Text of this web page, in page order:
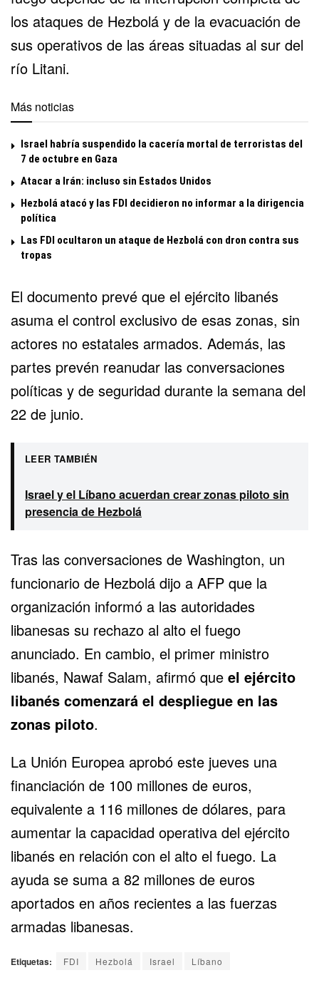
los ataques de Hezbolá y de la evacuación de
sus operativos de las áreas situadas al sur del
río Litani.
Más noticias
Israel habría suspendido la cacería mortal de terroristas del
7 de octubre en Gaza
Atacar a Irán: incluso sin Estados Unidos
Hezbolá atacó y las FDI decidieron no informar a la dirigencia
política
Las FDI ocultaron un ataque de Hezbolá con dron contra sus
tropas
El documento prevé que el ejército libanés
asuma el control exclusivo de esas zonas, sin
actores no estatales armados. Además, las
partes prevén reanudar las conversaciones
políticas y de seguridad durante la semana del
22 de junio.
LEER TAMBIÉN
Israel y el Líbano acuerdan crear zonas piloto sin
presencia de Hezbolá
Tras las conversaciones de Washington, un
funcionario de Hezbolá dijo a AFP que la
organización informó a las autoridades
libanesas su rechazo al alto el fuego
anunciado. En cambio, el primer ministro
libanés, Nawaf Salam, afirmó que el ejército
libanés comenzará el despliegue en las
zonas piloto.
La Unión Europea aprobó este jueves una
financiación de 100 millones de euros,
equivalente a 116 millones de dólares, para
aumentar la capacidad operativa del ejército
libanés en relación con el alto el fuego. La
ayuda se suma a 82 millones de euros
aportados en años recientes a las fuerzas
armadas libanesas.
Etiquetas: FDI Hezbolá Israel Líbano